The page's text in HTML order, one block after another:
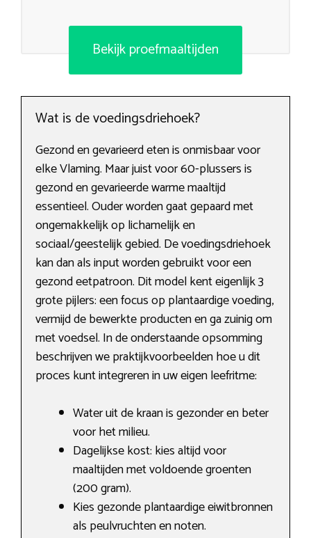
Bekijk proefmaaltijden
Wat is de voedingsdriehoek?
Gezond en gevarieerd eten is onmisbaar voor
elke Vlaming. Maar juist voor 60-plussers is
gezond en gevarieerde warme maaltijd
essentieel. Ouder worden gaat gepaard met
ongemakkelijk op lichamelijk en
sociaal/geestelijk gebied. De voedingsdriehoek
kan dan als input worden gebruikt voor een
gezond eetpatroon. Dit model kent eigenlijk 3
grote pijlers: een focus op plantaardige voeding,
vermijd de bewerkte producten en ga zuinig om
met voedsel. In de onderstaande opsomming
beschrijven we praktijkvoorbeelden hoe u dit
proces kunt integreren in uw eigen leefritme:
Water uit de kraan is gezonder en beter
voor het milieu.
Dagelijkse kost: kies altijd voor
maaltijden met voldoende groenten
(200 gram).
Kies gezonde plantaardige eiwitbronnen
als peulvruchten en noten.